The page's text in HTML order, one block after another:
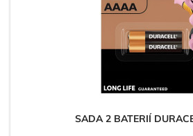
SADA 2 BATERIÍ